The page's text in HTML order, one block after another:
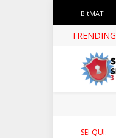
BitMAT
TRENDING
SEI QUI: